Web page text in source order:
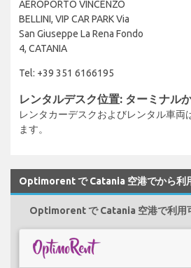
AEROPORTO VINCENZO
BELLINI, VIP CAR PARK Via
San Giuseppe La Rena Fondo
4, CATANIA
Tel: +39 351 6166195
レンタルデスク位置: ターミナル
レンタカーデスクおよびレンタル車両
ます。
Optimorent で Catania 空港でから利
Optimorent で Catania 空港で利用